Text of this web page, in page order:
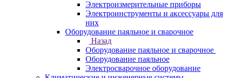
Электроизмерительные приборы
Электроинструменты и аксессуары для
них
Оборудование паяльное и сварочное
Назад
Оборудование паяльное и сварочное
Оборудование паяльное
Электросварочное оборудование